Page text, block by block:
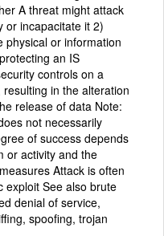
A threat might attack
or incapacitate it 2)
physical or information
an IS
controls on a
in the alteration
release of data Note:
not necessarily
of success depends
or activity and the
Attack is often
exploit See also brute
denial of service,
spoofing, trojan